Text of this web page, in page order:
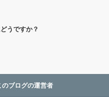
うですか？
のブログの運営者